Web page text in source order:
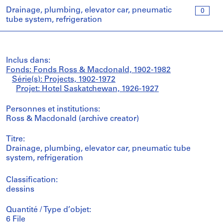
0
Drainage, plumbing, elevator car, pneumatic
tube system, refrigeration
Inclus dans:
Fonds: Fonds Ross & Macdonald, 1902-1982
Série(s): Projects, 1902-1972
Projet: Hotel Saskatchewan, 1926-1927
Personnes et institutions:
Ross & Macdonald (archive creator)
Titre:
Drainage, plumbing, elevator car, pneumatic tube
system, refrigeration
Classification:
dessins
Quantité / Type d’objet:
6 File